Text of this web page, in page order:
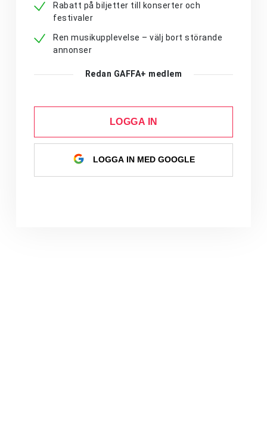
Rabatt på biljetter till konserter och
festivaler
Ren musikupplevelse – välj bort störande
annonser
Redan GAFFA+ medlem
LOGGA IN
LOGGA IN MED GOOGLE